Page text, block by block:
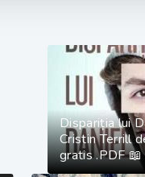
Dispariția lui
Cristin Terrill
gratis .PDF 📖